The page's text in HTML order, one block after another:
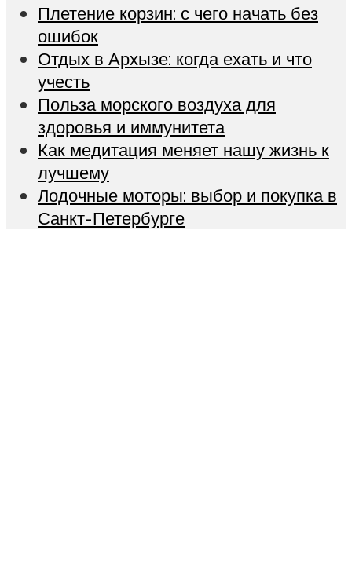
Плетение корзин: с чего начать без
ошибок
Отдых в Архызе: когда ехать и что
учесть
Польза морского воздуха для
здоровья и иммунитета
Как медитация меняет нашу жизнь к
лучшему
Лодочные моторы: выбор и покупка в
Санкт-Петербурге